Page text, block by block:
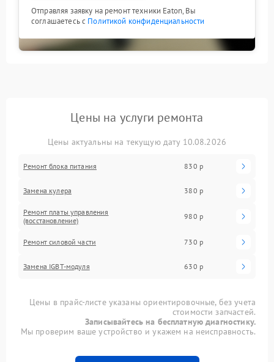
Отправляя заявку на ремонт техники Eaton, Вы
соглашаетесь с Политикой конфиденциальности
Цены на услуги ремонта
Цены актуальны на текущую дату 10.08.2026
Ремонт блока питания 830 р
Замена кулера 380 р
Ремонт платы управления
(восстановление)
980 р
Ремонт силовой части 730 р
Замена IGBT-модуля 630 р
Цены в прайс-листе указаны ориентировочные, без учета
стоимости запчастей.
Записывайтесь на бесплатную диагностику.
Мы проверим ваше устройство и укажем на неисправность.